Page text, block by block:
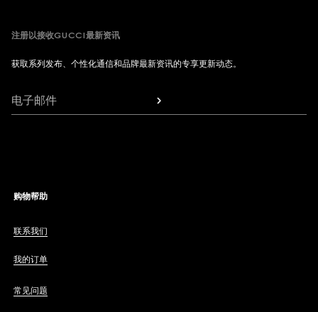
注册以接收GUCCI最新资讯
获取系列发布、个性化通信和品牌最新资讯的专享更新动态。
电子邮件
购物帮助
联系我们
我的订单
常见问题